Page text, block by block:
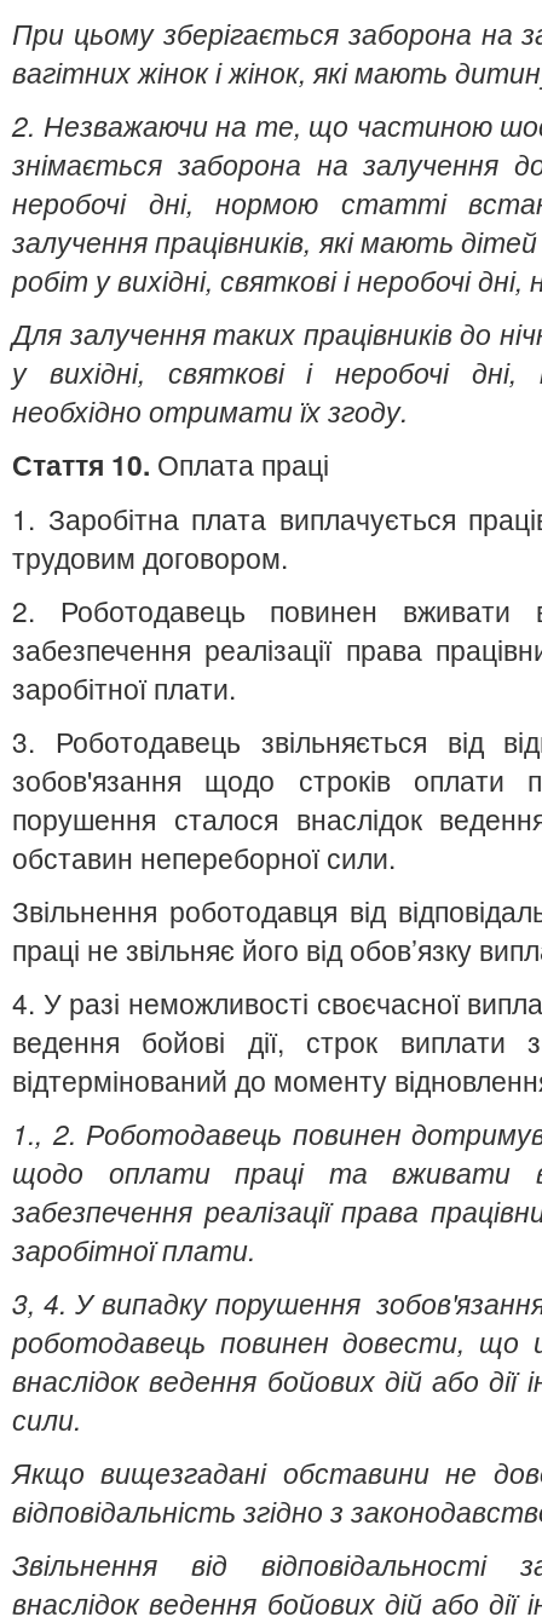
При цьому зберігається заборона на
вагітних жінок і жінок, які мають
2. Незважаючи на те, що частиною
знімається заборона на залучення
неробочі дні, нормою статті
залучення працівників, які мають
робіт у вихідні, святкові і неробочі
Для залучення таких працівників до
у вихідні, святкові і неробочі
необхідно отримати їх згоду.
Стаття 10. Оплата праці
1. Заробітна плата виплачується
трудовим договором.
2. Роботодавець повинен вживати
забезпечення реалізації права
заробітної плати.
3. Роботодавець звільняється від
зобов'язання щодо строків
порушення сталося внаслідок
обставин непереборної сили.
Звільнення роботодавця від
праці не звільняє його від обов’язку
4. У разі неможливості своєчасної
ведення бойові дії, строк виплати
відтермінований до моменту
1., 2. Роботодавець повинен
щодо оплати праці та вживати
забезпечення реалізації права
заробітної плати.
3, 4. У випадку порушення
роботодавець повинен довести, що
внаслідок ведення бойових дій або
сили.
Якщо вищезгадані обставини не
відповідальність згідно з
Звільнення від відповідальності
внаслідокведення бойових дій або